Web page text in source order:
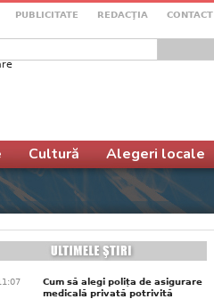
PUBLICITATE REDACŢIA CONTACT
de căutare
Cultură Alegeri locale
Cum să alegi polița de asigurare
medicală privată potrivită